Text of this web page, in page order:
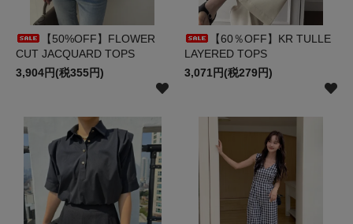
【50%OFF】FLOWER
CUT JACQUARD TOPS
3,904円(税355円)
【60％OFF】KR TULLE
LAYERED TOPS
3,071円(税279円)